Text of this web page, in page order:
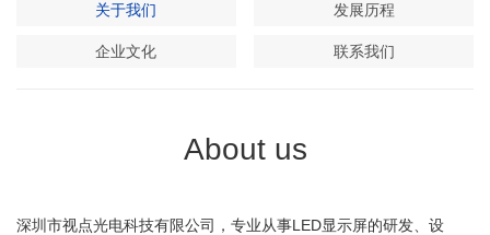
Contact us
关于我们 发展历程
企业文化 联系我们
About us
深圳市视点光电科技有限公司，专业从事LED显示屏的研发、设